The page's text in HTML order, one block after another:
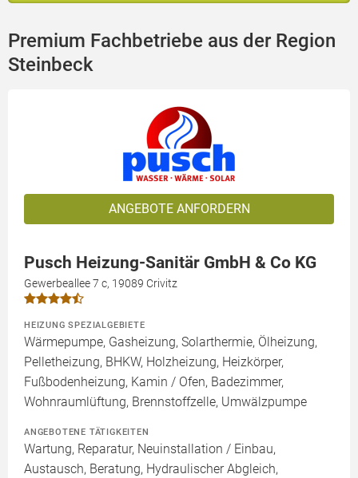
Premium Fachbetriebe aus der Region
Steinbeck
ANGEBOTE ANFORDERN
Pusch Heizung-Sanitär GmbH & Co KG
Gewerbeallee 7 c, 19089 Crivitz
HEIZUNG SPEZIALGEBIETE
Wärmepumpe, Gasheizung, Solarthermie, Ölheizung,
Pelletheizung, BHKW, Holzheizung, Heizkörper,
Fußbodenheizung, Kamin / Ofen, Badezimmer,
Wohnraumlüftung, Brennstoffzelle, Umwälzpumpe
ANGEBOTENE TÄTIGKEITEN
Wartung, Reparatur, Neuinstallation / Einbau,
Austausch, Beratung, Hydraulischer Abgleich,